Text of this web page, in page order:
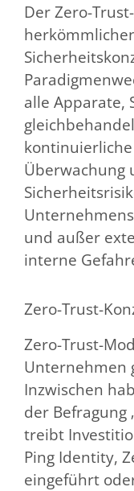
Der Zero-
alle Apparate,
Überwachung
und außer
interne
Zero-Trust-
Zero-Trust-
Unternehmen
Inzwischen
der Befragung
treibt
Ping Identity,
eingeführt